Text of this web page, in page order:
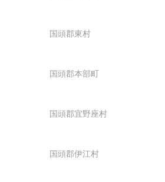
国頭郡東村
国頭郡本部町
国頭郡宜野座村
国頭郡伊江村